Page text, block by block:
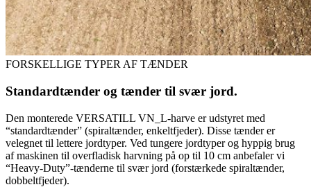
FORSKELLIGE TYPER AF TÆNDER
Standardtænder og tænder til svær jord.
Den monterede VERSATILL VN_L-harve er udstyret med
“standardtænder” (spiraltænder, enkeltfjeder). Disse tænder er
velegnet til lettere jordtyper. Ved tungere jordtyper og hyppig brug
af maskinen til overfladisk harvning på op til 10 cm anbefaler vi
“Heavy-Duty”-tænderne til svær jord (forstærkede spiraltænder,
dobbeltfjeder).